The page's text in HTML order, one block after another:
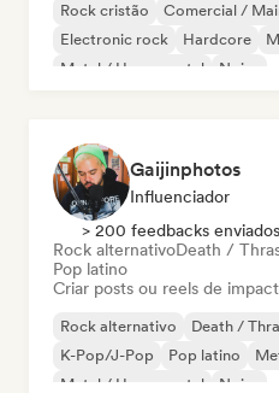
Rock cristão Comercial /
Electronic rock
Hardcore
Metal / Heavy metal
Noise
Gaijinphotos
Influenciador
> 200 feedbacks enviados
Rock alternativoDeath /
Pop latino
Criar posts ou reels de
Rock alternativo Death /
K-Pop/J-Pop
Pop latino
Metal / Heavy metal
Noise